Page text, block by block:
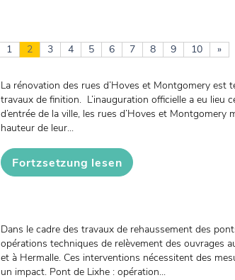
1 2 3 4 5 6 7 8 9 10 »
La rénovation des rues d’Hoves et Montgomery est
travaux de finition. L’inauguration officielle a eu lieu
d’entrée de la ville, les rues d’Hoves et Montgomery
hauteur de leur...
Fortzsetzung lesen
Dans le cadre des travaux de rehaussement des
opérations techniques de relèvement des ouvrages
et à Hermalle. Ces interventions nécessitent des
un impact. Pont de Lixhe : opération...